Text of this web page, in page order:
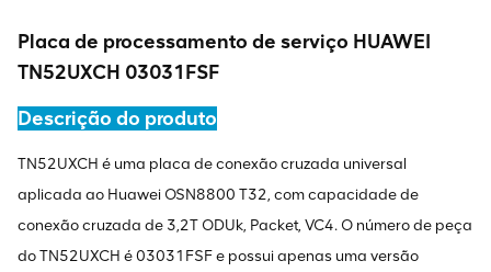
Placa de processamento de serviço HUAWEI
TN52UXCH 03031FSF
Descrição do produto
TN52UXCH é uma placa de conexão cruzada universal
aplicada ao Huawei OSN8800 T32, com capacidade de
conexão cruzada de 3,2T ODUk, Packet, VC4. O número de peça
do TN52UXCH é 03031FSF e possui apenas uma versão